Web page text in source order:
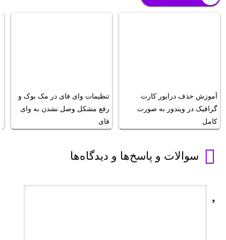
آموزش حذف درایور کارت
گرافیک در ویندوز به صورت
کامل
تنظیمات وای فای در مک بوک و
رفع مشکل وصل نشدن به وای
فای
سوالات و پاسخ‌ها و دیدگاه‌ها